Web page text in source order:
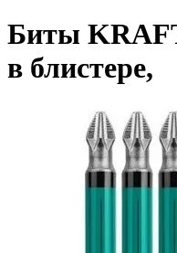
Биты
в блистере,